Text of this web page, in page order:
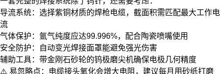
导流系统：选择紫铜材质的焊枪电缆，截面积需匹配最大工作电
流
气体保护 ：氩气纯度应达99.996%，配合陶瓷喷嘴使用
安全防护 ：自动变光焊接面罩能避免强光伤害
辅助工具：带金刚石砂轮的钨极磨尖机确保电极几何精度
⚠️ 易忽略点：电缆接头氧化会增大电阻，建议每月用砂纸打磨